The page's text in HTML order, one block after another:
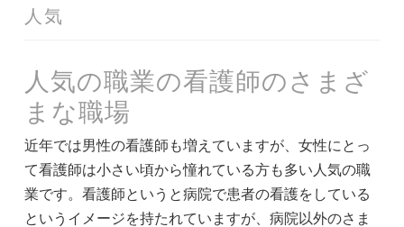
ス
ッ
プ
人気
人気の職業の看護師のさまざ
まな職場
近年では男性の看護師も増えていますが、女性にとっ
て看護師は小さい頃から憧れている方も多い人気の職
業です。看護師というと病院で患者の看護をしている
というイメージを持たれていますが、病院以外のさま